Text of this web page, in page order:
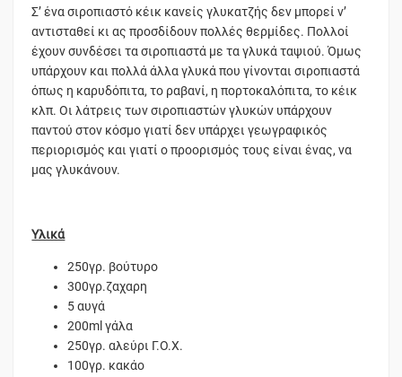
Σ’ ένα σιροπιαστό κέικ κανείς γλυκατζής δεν μπορεί ν’
αντισταθεί κι ας προσδίδουν πολλές θερμίδες. Πολλοί
έχουν συνδέσει τα σιροπιαστά με τα γλυκά ταψιού. Όμως
υπάρχουν και πολλά άλλα γλυκά που γίνονται σιροπιαστά
όπως η καρυδόπιτα, το ραβανί, η πορτοκαλόπιτα, το κέικ
κλπ. Οι λάτρεις των σιροπιαστών γλυκών υπάρχουν
παντού στον κόσμο γιατί δεν υπάρχει γεωγραφικός
περιορισμός και γιατί ο προορισμός τους είναι ένας, να
μας γλυκάνουν.
Υλικά
250γρ. βούτυρο
300γρ.ζαχαρη
5 αυγά
200ml γάλα
250γρ. αλεύρι Γ.Ο.Χ.
100γρ. κακάο